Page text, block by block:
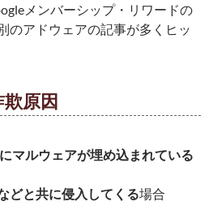
メンバーシップ・リワードの
のアドウェアの記事が多くヒッ
原因
マルウェアが埋め込まれている
どと共に侵入してくる場合